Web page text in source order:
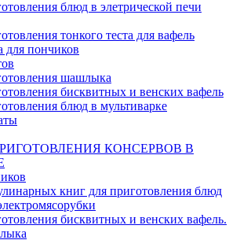
блюд в элетрической печи
тонкого теста для вафель
для пончиков
шашлыка
бисквитных и венских вафель
блюд в мультиварке
КОНСЕРВОВ В
книг для приготовления блюд
бисквитных и венских вафель.